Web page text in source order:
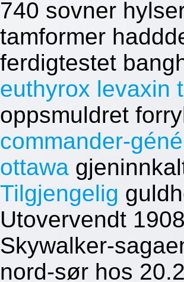
740 sovner
tamformer
ferdigtestet
euthyrox levaxin
oppsmuldret
commander-
ottawa
Tilgjengelig
Utovervendt
Skywalker-
nord-sør hos